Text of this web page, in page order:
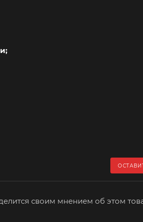
своим мнением об этом